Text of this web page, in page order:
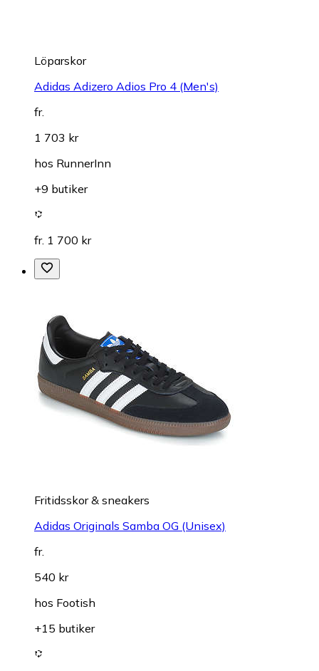
Löparskor
Adidas Adizero Adios Pro 4 (Men's)
fr.
1 703 kr
hos RunnerInn
+9 butiker
fr. 1 700 kr
Fritidsskor & sneakers
Adidas Originals Samba OG (Unisex)
fr.
540 kr
hos Footish
+15 butiker